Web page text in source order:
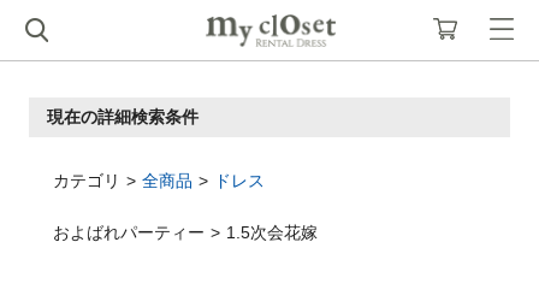
現在の詳細検索条件
カテゴリ 全商品 ドレス
およばれパーティー 1.5次会花嫁